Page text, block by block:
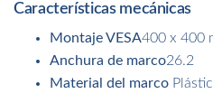
Características mecánicas
Montaje VESA400 x 400
Anchura de marco26.2
Material del marco